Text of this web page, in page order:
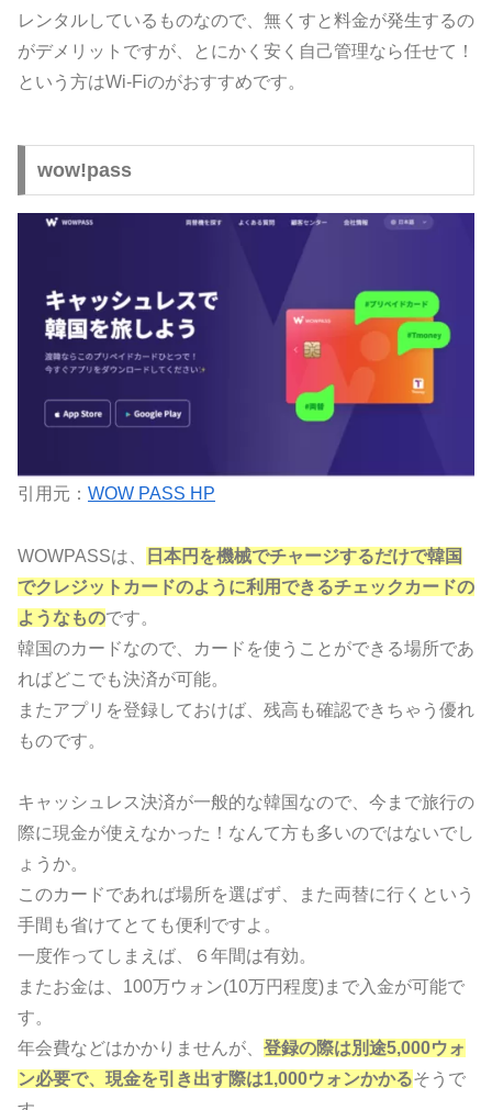
レンタルしているものなので、無くすと料金が発生するの
がデメリットですが、とにかく安く自己管理なら任せて！
という方はWi-Fiのがおすすめです。
wow!pass
引用元： WOW PASS HP
WOWPASSは、
日本円を機械でチャージするだけで韓国
でクレジットカードのように利用できるチェックカードの
ようなものです。
韓国のカードなので、カードを使うことができる場所であ
ればどこでも決済が可能。
またアプリを登録しておけば、残高も確認できちゃう優れ
ものです。
キャッシュレス決済が一般的な韓国なので、今まで旅行の
際に現金が使えなかった！なんて方も多いのではないでし
ょうか。
このカードであれば場所を選ばず、また両替に行くという
手間も省けてとても便利ですよ。
一度作ってしまえば、６年間は有効。
またお金は、100万ウォン(10万円程度)まで入金が可能で
す。
年会費などはかかりませんが、 登録の際は別途5,000ウォ
ン必要で、現金を引き出す際は1,000ウォンかかるそうで